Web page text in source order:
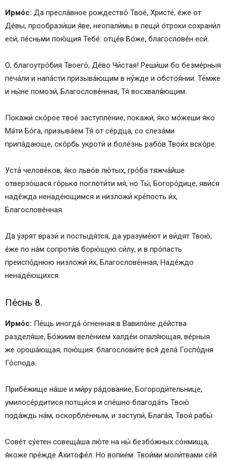
Ирмо́с: Да пресла́вное рождество́ Твое́, Христе́, е́же от
Де́вы, прообрази́ши я́ве, неопали́мы в пещи́ о́троки сохрани́л
еси́, пе́сньми пою́щия Тебе́: отце́в Бо́же, благослове́н еси́.
О, благоутро́бия Твоего́, Де́во Чи́стая! Реши́ши бо безме́рныя
печа́ли и напа́сти призыва́ющим в ну́жде и обстоя́нии. Те́мже
и ны́не помози́, Благослове́нная, Тя́ восхваля́ющим.
Покажи́ ско́рое твое́ заступле́ние, покажи́, я́ко мо́жеши я́ко
Ма́ти Бо́га, призыва́ем Тя́ от се́рдца, со слеза́ми
припа́дающе, ско́рбь укроти́ и боле́знь рабо́в Твои́х вско́ре.
Уста́ челове́ков, я́ко льво́в лю́тых, гро́ба тяжча́йше
отверзо́шася го́рько поглоти́ти мя́, но Ты́, Богоро́дице, яви́ся
наде́жда ненаде́ющимся и низложи́ кре́пость и́х,
Благослове́нная.
Да у́зрят врази́ и постыдя́тся, да уразуме́ют и ви́дят Твою́,
е́же по на́м сопроти́в борю́щую си́лу, и в про́пасть
преиспо́днюю низложи́ и́х, Благослове́нная, Наде́ждо
ненаде́ющихся.
Пе́снь 8.
Ирмо́с: Пе́щь иногда́ о́гненная в Вавило́не де́йства
разделя́ше, Бо́жиим веле́нием халде́и опаля́ющая, ве́рныя
же ороша́ющая, пою́щия: благослови́те вся́ дела́ Госпо́дня
Го́спода.
Прибе́жище на́ше и ми́ру ра́дование, Богороди́тельнице,
умилосе́рдитися потщи́ся и спе́шно благода́ть Твою́
пода́ждь на́м, оскорбле́нным, и заступи́, Блага́я, Твоя́ рабы́.
Сове́т су́етен совеща́ша лю́те на ны́ безбо́жных со́нмища,
я́коже пре́жде Ахитофе́л. Но вопие́м: Твои́ми моли́твами се́й